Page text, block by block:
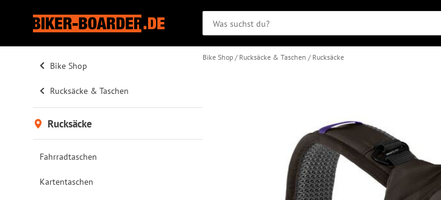
Bike Shop
Rucksäcke & Taschen
Rucksäcke
Fahrradtaschen
Kartentaschen
Bike Shop Rucksäcke & Taschen Rucksäcke